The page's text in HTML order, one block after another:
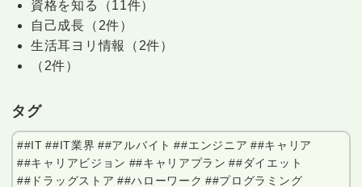
資格を知る（11件）
自己成長（2件）
生活耳ヨリ情報（2件）
（2件）
タグ
##IT ##IT業界 ##アルバイト ##エンジニア ##キャリア
##キャリアビジョン ##キャリアプラン ##ダイエット
##ドラッグストア ##ハローワーク ##プログラミング